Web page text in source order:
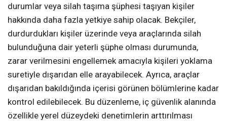
durumlar veya silah taşıma şüphesi taşıyan kişiler
hakkında daha fazla yetkiye sahip olacak. Bekçiler,
durdurdukları kişiler üzerinde veya araçlarında silah
bulunduğuna dair yeterli şüphe olması durumunda,
zarar verilmesini engellemek amacıyla kişileri yoklama
suretiyle dışarıdan elle arayabilecek. Ayrıca, araçlar
dışarıdan bakıldığında içerisi görünen bölümlerine kadar
kontrol edilebilecek. Bu düzenleme, iç güvenlik alanında
özellikle yerel düzeydeki denetimlerin arttırılması